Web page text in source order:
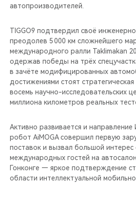
автопроизводителей.
TIGGO9 подтвердил своё
преодолев 5 000 км сложнейшего
международного ралли Taklimakan
одержав победы на трёх
в зачёте модифицированных
достижениями стоят
восемь научно-исследовательских
миллиона километров реальных
Активно развивается и
робот AiMOGA совершил первую
поставок и вызвал большой
международных гостей на
Гонконге — яркое подтверждение
области интеллектуальной